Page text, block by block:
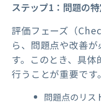
ステップ1：問題の
評価フェーズ（
ら、問題点や改善
す。このとき、具
行うことが重要です。
問題点のリス